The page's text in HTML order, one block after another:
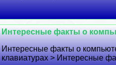
Интересные факты о
Интересные факты о
клавиатурах > Интересные